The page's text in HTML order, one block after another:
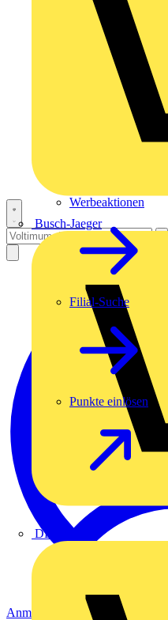
Busch-Jaeger
DEHN
Werbeaktionen
Filial-Suche
Punkte einlösen
Anmelden Registrierung